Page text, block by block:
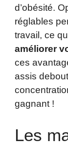
d’obésité.
réglables
travail, ce
améliorer
ces
assis
gagnant !
Les